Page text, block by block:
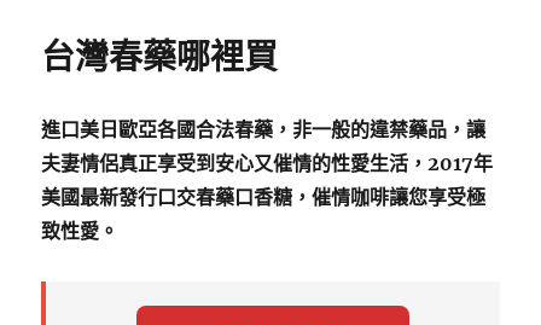
台灣春藥哪裡買
進口美日歐亞各國合法春藥，非一般的違禁藥品，讓
夫妻情侶真正享受到安心又催情的性愛生活，2017年
美國最新發行口交春藥口香糖，催情咖啡讓您享受極
致性愛。